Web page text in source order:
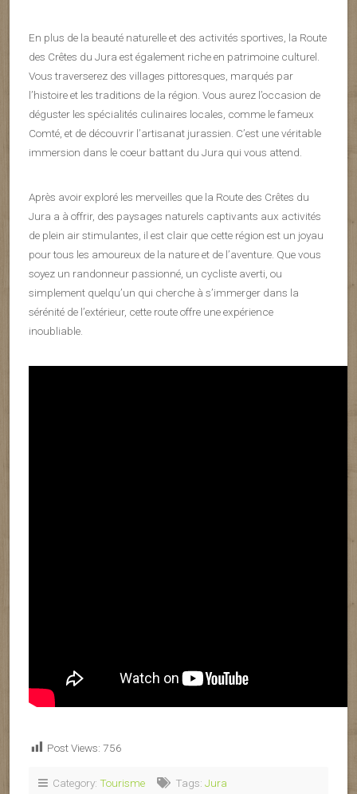
En plus de la beauté naturelle et des activités sportives, la Route
des Crêtes du Jura est également riche en patrimoine culturel.
Vous traverserez des villages pittoresques, marqués par
l’histoire et les traditions de la région. Vous aurez l’occasion de
déguster les spécialités culinaires locales, comme le fameux
Comté, et de découvrir l’artisanat jurassien. C’est une véritable
immersion dans le coeur battant du Jura qui vous attend.
Après avoir exploré les merveilles que la Route des Crêtes du
Jura a à offrir, des paysages naturels captivants aux activités
de plein air stimulantes, il est clair que cette région est un joyau
pour tous les amoureux de la nature et de l’aventure. Que vous
soyez un randonneur passionné, un cycliste averti, ou
simplement quelqu’un qui cherche à s’immerger dans la
sérénité de l’extérieur, cette route offre une expérience
inoubliable.
Post Views: 756
Category: Tourisme Tags: Jura